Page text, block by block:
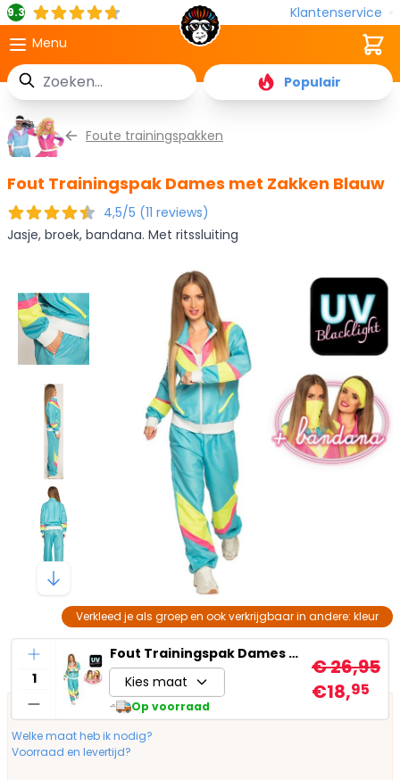
9.3
Klantenservice
Menu
Zoek
Populair
Cart
Foute trainingspakken
Fout Trainingspak Dames met Zakken Blauw
4,5/5 (11 reviews)
Jasje, broek, bandana. Met ritssluiting
Verkleed je als groep en ook verkrijgbaar in andere: kleur
Aantal
Fout Trainingspak Dames met Zakken Blauw
Kies maat
Op voorraad
€ 26,95
€18,95
Welke maat heb ik nodig?
Voorraad en levertijd?